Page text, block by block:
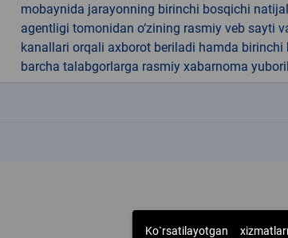
mobaynida jarayonning birinchi bosqichi
agentligi tomonidan o‘zining rasmiy veb sayti
kanallari orqali axborot beriladi hamda
barcha talabgorlarga rasmiy xabarnoma
Ko`rsatilayotgan